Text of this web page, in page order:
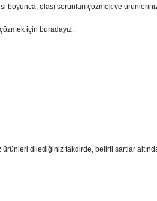
boyunca, olası sorunları çözmek ve
için buradayız.
ürünleri dilediğiniz takdirde, belirli şartlar